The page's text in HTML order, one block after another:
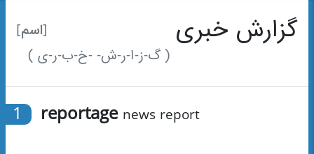
[اسم] گزارش خبری
( گ-ز-ا-ر-ش- -خ-ب-ر-ی )
1 reportage news report